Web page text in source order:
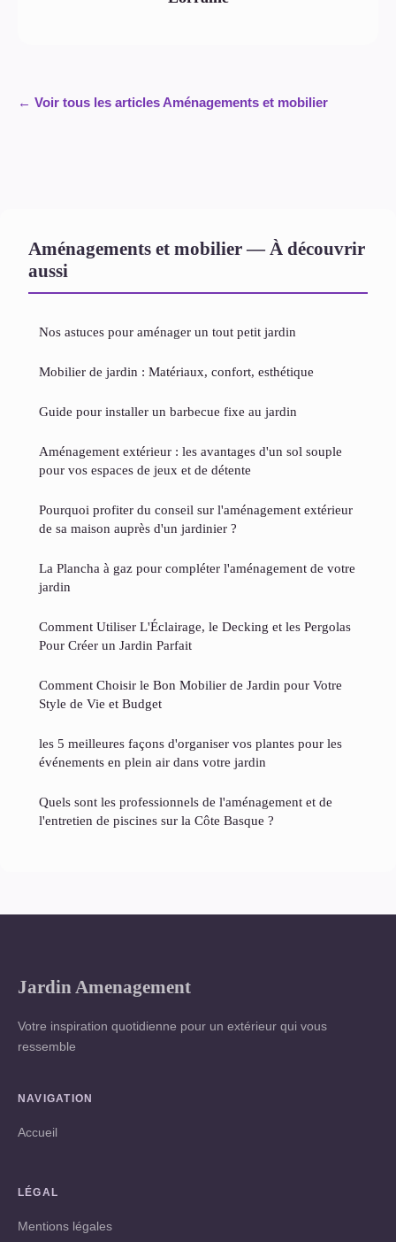
← Voir tous les articles Aménagements et mobilier
Aménagements et mobilier — À découvrir
aussi
Nos astuces pour aménager un tout petit jardin
Mobilier de jardin : Matériaux, confort, esthétique
Guide pour installer un barbecue fixe au jardin
Aménagement extérieur : les avantages d'un sol souple
pour vos espaces de jeux et de détente
Pourquoi profiter du conseil sur l'aménagement extérieur
de sa maison auprès d'un jardinier ?
La Plancha à gaz pour compléter l'aménagement de votre
jardin
Comment Utiliser L'Éclairage, le Decking et les Pergolas
Pour Créer un Jardin Parfait
Comment Choisir le Bon Mobilier de Jardin pour Votre
Style de Vie et Budget
les 5 meilleures façons d'organiser vos plantes pour les
événements en plein air dans votre jardin
Quels sont les professionnels de l'aménagement et de
l'entretien de piscines sur la Côte Basque ?
Jardin Amenagement
Votre inspiration quotidienne pour un extérieur qui vous
ressemble
NAVIGATION
Accueil
LÉGAL
Mentions légales